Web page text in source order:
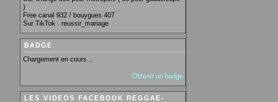
)
Free canal 932 / bouygues 407
Sur TikTok : reussir_mariage
BADGE
Chargement en cours…
Obtenir un badge
LES VIDEOS FACEBOOK REGGAE-